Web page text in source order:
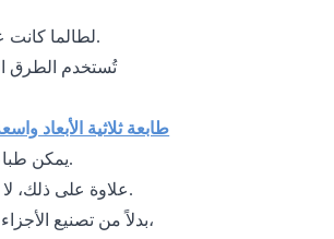
لطالما كانت عمليات التصنيع التقليدية - مثل قولبة الحقن، والتشغيل الآلي باستخدام الحاسوب، والصب - هي السائدة.
تُستخدم الطرق القياسية لإنتاج كل شيء بدءًا من قطع غيار السيارات وحتى الأجهزة المنزلية. ومع ذلك، فإن هذه الطرق
طابعة ثلاثية الأبعاد
يمكن طباعة المنتجات أو الأجزاء مباشرة من الملفات الرقمية، مما يقلل بشكل كبير من وقت الإنتاج وهدر المواد.
علاوة على ذلك، لا تتطلب الطباعة ثلاثية الأبعاد قوالب أو أدوات، والتي يمكن أن تكون مكلفة وتستغرق وقتاً طويلاً لإنشائها.
بدلاً من تصنيع الأجزاء من كتلة صلبة من المادة، تعمل الطباعة ثلاثية الأبعاد واسعة النطاق عن طريق وضع طبقات من المواد،